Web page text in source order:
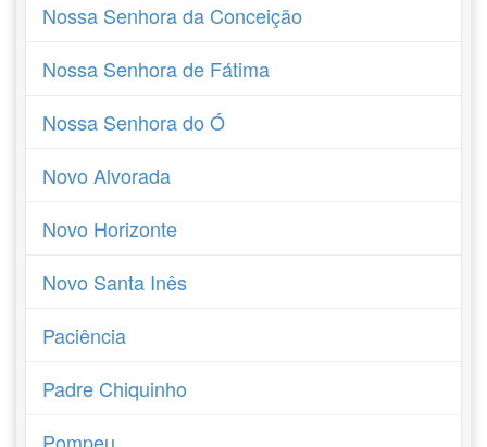
Nossa Senhora da Conceição
Nossa Senhora de Fátima
Nossa Senhora do Ó
Novo Alvorada
Novo Horizonte
Novo Santa Inês
Paciência
Padre Chiquinho